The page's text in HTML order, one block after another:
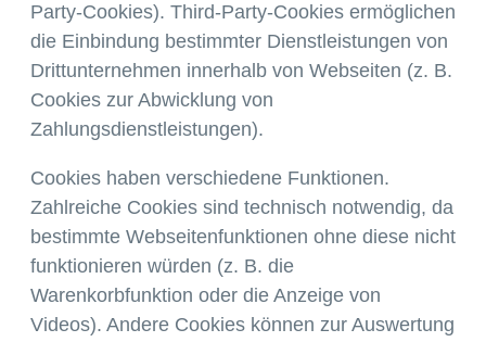
Party-Cookies). Third-Party-Cookies ermöglichen
die Einbindung bestimmter Dienstleistungen von
Drittunternehmen innerhalb von Webseiten (z. B.
Cookies zur Abwicklung von
Zahlungsdienstleistungen).
Cookies haben verschiedene Funktionen.
Zahlreiche Cookies sind technisch notwendig, da
bestimmte Webseitenfunktionen ohne diese nicht
funktionieren würden (z. B. die
Warenkorbfunktion oder die Anzeige von
Videos). Andere Cookies können zur Auswertung